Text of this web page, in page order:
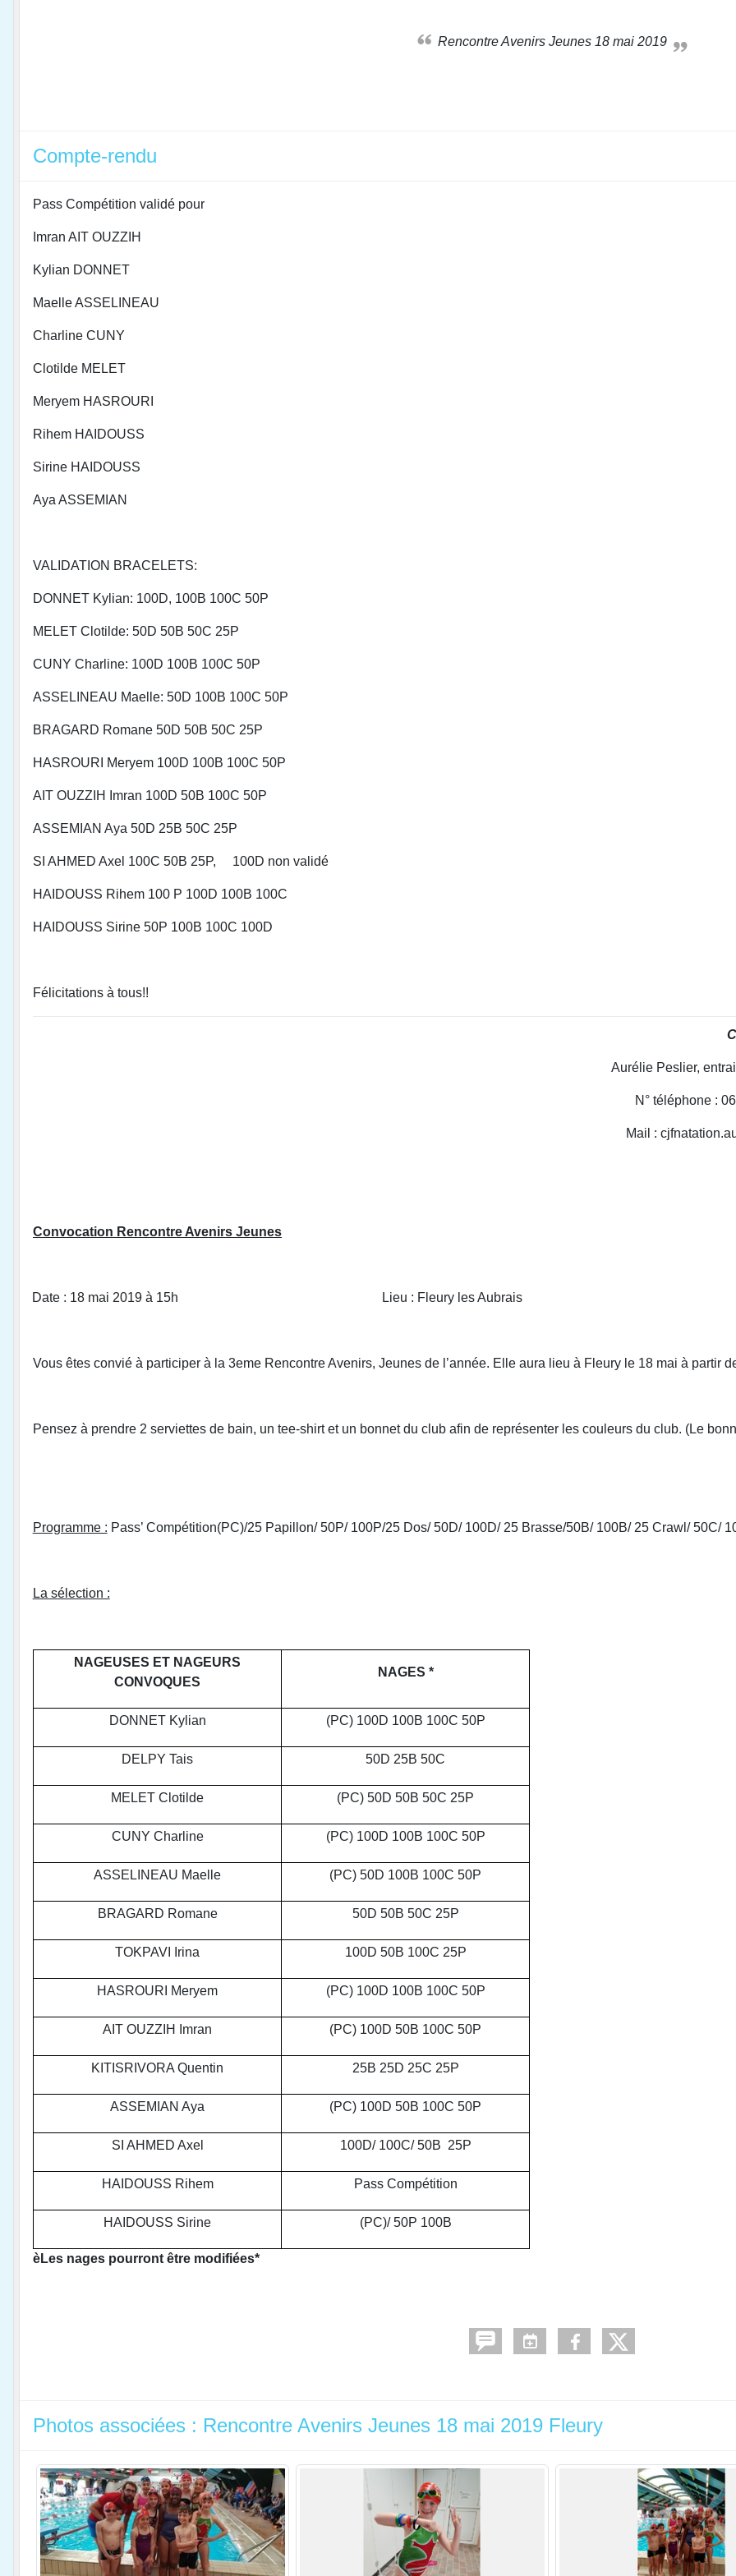
Rencontre Avenirs Jeunes 18 mai 2019
Compte-rendu
Pass Compétition validé pour
Imran AIT OUZZIH
Kylian DONNET
Maelle ASSELINEAU
Charline CUNY
Clotilde MELET
Meryem HASROURI
Rihem HAIDOUSS
Sirine HAIDOUSS
Aya ASSEMIAN
VALIDATION BRACELETS:
DONNET Kylian: 100D, 100B 100C 50P
MELET Clotilde: 50D 50B 50C 25P
CUNY Charline: 100D 100B 100C 50P
ASSELINEAU Maelle: 50D 100B 100C 50P
BRAGARD Romane 50D 50B 50C 25P
HASROURI Meryem 100D 100B 100C 50P
AIT OUZZIH Imran 100D 50B 100C 50P
ASSEMIAN Aya 50D 25B 50C 25P
SI AHMED Axel 100C 50B 25P, 100D non validé
HAIDOUSS Rihem 100 P 100D 100B 100C
HAIDOUSS Sirine 50P 100B 100C 100D
Félicitations à tous!!
Aurélie Peslier,
N° téléphone :
Mail :
Convocation Rencontre Avenirs Jeunes
Date : 18 mai 2019 à 15h Lieu : Fleury les Aubrais
Vous êtes convié à participer à la 3eme Rencontre Avenirs, Jeunes de l’année. Elle aura lieu à Fleury le 18 mai à partir
Pensez à prendre 2 serviettes de bain, un tee-shirt et un bonnet du club afin de représenter les couleurs du club. (Le
Programme : Pass’ Compétition(PC)/25 Papillon/ 50P/ 100P/25 Dos/ 50D/ 100D/ 25 Brasse/50B/ 100B/ 25 Crawl/ 50C/
La sélection :
NAGEUSES ET NAGEURS
CONVOQUES
NAGES *
DONNET Kylian (PC) 100D 100B 100C 50P
DELPY Tais 50D 25B 50C
MELET Clotilde (PC) 50D 50B 50C 25P
CUNY Charline (PC) 100D 100B 100C 50P
ASSELINEAU Maelle (PC) 50D 100B 100C 50P
BRAGARD Romane 50D 50B 50C 25P
TOKPAVI Irina 100D 50B 100C 25P
HASROURI Meryem (PC) 100D 100B 100C 50P
AIT OUZZIH Imran (PC) 100D 50B 100C 50P
KITISRIVORA Quentin 25B 25D 25C 25P
ASSEMIAN Aya (PC) 100D 50B 100C 50P
SI AHMED Axel 100D/ 100C/ 50B 25P
HAIDOUSS Rihem Pass Compétition
HAIDOUSS Sirine (PC)/ 50P 100B
èLes nages pourront être modifiées*
Photos associées : Rencontre Avenirs Jeunes 18 mai 2019 Fleury